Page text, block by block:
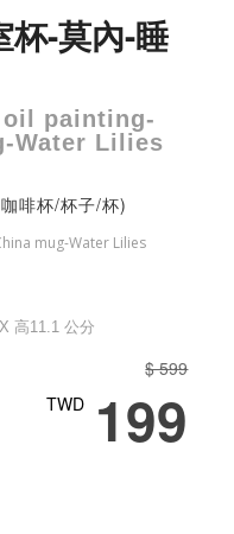
杯-莫內-睡
oil painting-
Water Lilies
啡杯/杯子/杯)
mug-Water Lilies
高11.1 公分
$ 599
TWD 199